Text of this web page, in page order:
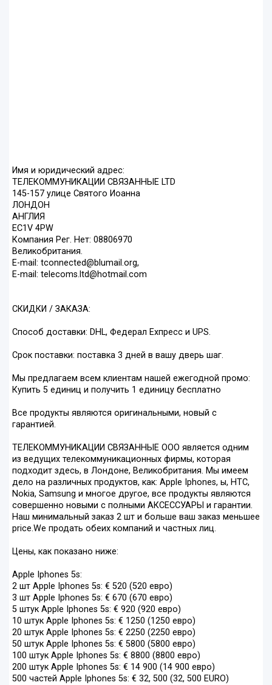
Имя и юридический адрес:
ТЕЛЕКОММУНИКАЦИИ СВЯЗАННЫЕ LTD
145-157 улице Святого Иоанна
ЛОНДОН
АНГЛИЯ
EC1V 4PW
Компания Рег. Нет: 08806970
Великобритания.
E-mail: tconnected@blumail.org,
E-mail: telecoms.ltd@hotmail.com
СКИДКИ / ЗАКАЗА:
Способ доставки: DHL, Федерал Ехпресс и UPS.
Срок поставки: поставка 3 дней в вашу дверь шаг.
Мы предлагаем всем клиентам нашей ежегодной промо:
Купить 5 единиц и получить 1 единицу бесплатно
Все продукты являются оригинальными, новый с
гарантией.
ТЕЛЕКОММУНИКАЦИИ СВЯЗАННЫЕ ООО является одним
из ведущих телекоммуникационных фирмы, которая
подходит здесь, в Лондоне, Великобритания. Мы имеем
дело на различных продуктов, как: Apple Iphones, ы, HTC,
Nokia, Samsung и многое другое, все продукты являются
совершенно новыми с полными АКСЕССУАРЫ и гарантии.
Наш минимальный заказ 2 шт и больше ваш заказ меньшее
price.We продать обеих компаний и частных лиц.
Цены, как показано ниже:
Apple Iphones 5s:
2 шт Apple Iphones 5s: € 520 (520 евро)
3 шт Apple Iphones 5s: € 670 (670 евро)
5 штук Apple Iphones 5s: € 920 (920 евро)
10 штук Apple Iphones 5s: € 1250 (1250 евро)
20 штук Apple Iphones 5s: € 2250 (2250 евро)
50 штук Apple Iphones 5s: € 5800 (5800 евро)
100 штук Apple Iphones 5s: € 8800 (8800 евро)
200 штук Apple Iphones 5s: € 14 900 (14 900 евро)
500 частей Apple Iphones 5s: € 32, 500 (32, 500 EURO)